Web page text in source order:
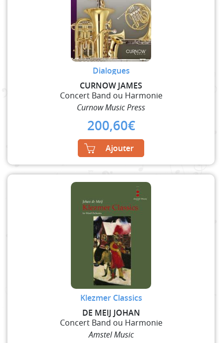
Dialogues
CURNOW JAMES
Concert Band ou Harmonie
Curnow Music Press
200,60€
Ajouter
Klezmer Classics
DE MEIJ JOHAN
Concert Band ou Harmonie
Amstel Music